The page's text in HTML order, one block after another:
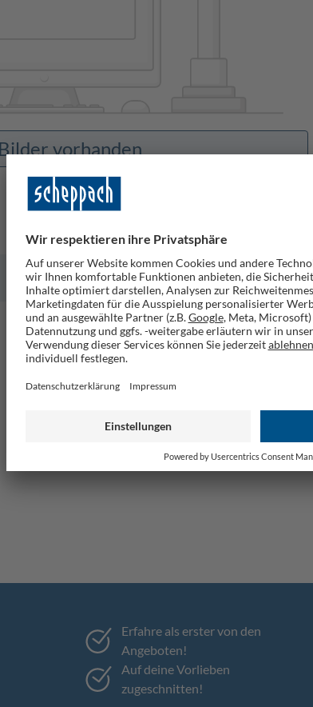
vorhanden
Erfahre als erster von den
Angeboten!
Auf deine Vorlieben
zugeschnitten!